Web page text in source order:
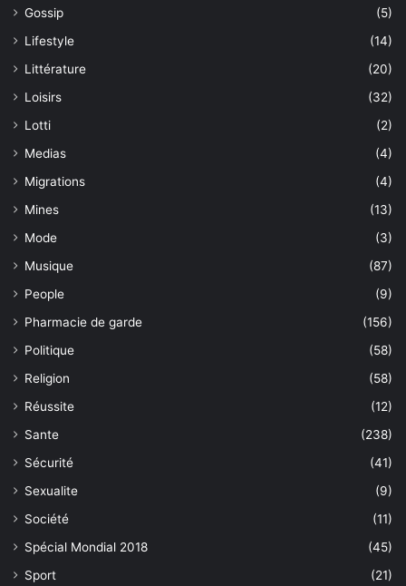
Gossip
(5)
Lifestyle
(14)
Littérature
(20)
Loisirs
(32)
Lotti
(2)
Medias
(4)
Migrations
(4)
Mines
(13)
Mode
(3)
Musique
(87)
People
(9)
Pharmacie de garde
(156)
Politique
(58)
Religion
(58)
Réussite
(12)
Sante
(238)
Sécurité
(41)
Sexualite
(9)
Société
(11)
Spécial Mondial 2018
(45)
Sport
(21)